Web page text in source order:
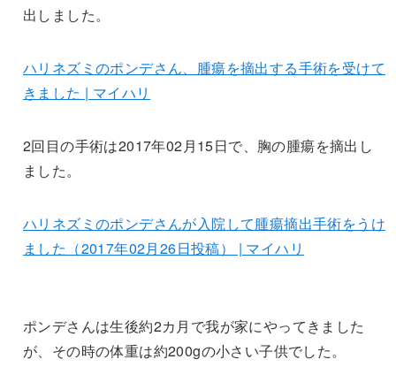
出しました。
ハリネズミのポンデさん、腫瘍を摘出する手術を受けて
きました | マイハリ
2回目の手術は2017年02月15日で、胸の腫瘍を摘出し
ました。
ハリネズミのポンデさんが入院して腫瘍摘出手術をうけ
ました（2017年02月26日投稿） | マイハリ
ポンデさんは生後約2カ月で我が家にやってきました
が、その時の体重は約200gの小さい子供でした。